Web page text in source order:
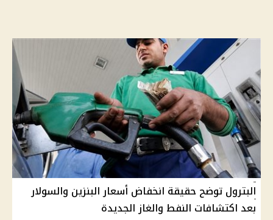
البترول توضح حقيقة انخفاض أسعار البنزين والسولار
بعد اكتشافات النفط والغاز الجديدة